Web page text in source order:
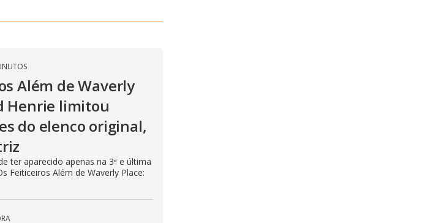
Além de Waverly
Henrie limitou
do elenco original,
ter aparecido apenas na 3ª e última
Feiticeiros Além de Waverly Place: